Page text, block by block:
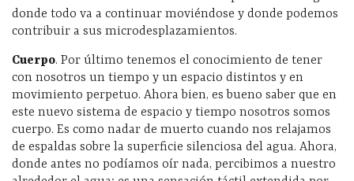
donde todo va a continuar moviéndose y donde podemos
contribuir a sus microdesplazamientos.
Cuerpo. Por último tenemos el conocimiento de tener
con nosotros un tiempo y un espacio distintos y en
movimiento perpetuo. Ahora bien, es bueno saber que en
este nuevo sistema de espacio y tiempo nosotros somos
cuerpo. Es como nadar de muerto cuando nos relajamos
de espaldas sobre la superficie silenciosa del agua. Ahora,
donde antes no podíamos oír nada, percibimos a nuestro